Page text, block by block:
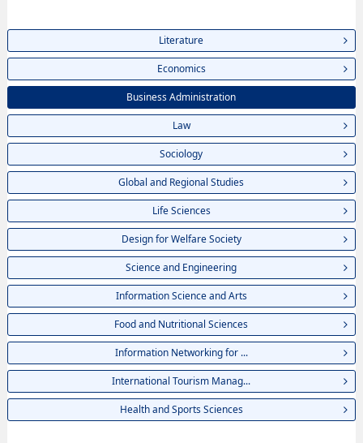
Literature
Economics
Business Administration
Law
Sociology
Global and Regional Studies
Life Sciences
Design for Welfare Society
Science and Engineering
Information Science and Arts
Food and Nutritional Sciences
Information Networking for ...
International Tourism Manag...
Health and Sports Sciences